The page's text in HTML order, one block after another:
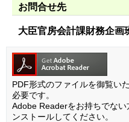
お問合せ先
大臣官房会計課財務企画
PDF形式のファイルを御覧い
必要です。
Adobe Readerをお持ちでな
ンストールしてください。